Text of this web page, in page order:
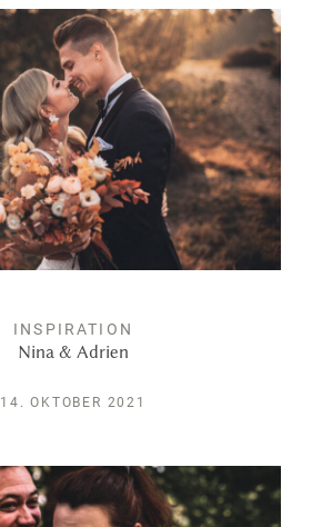
INSPIRATION
Nina & Adrien
14. OKTOBER 2021